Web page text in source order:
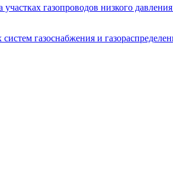
газопроводов низкого
газоснабжения и